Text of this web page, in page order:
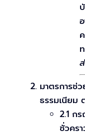
มาตรการช่
ธรรมเนียม
2.1 ก
ชั่วคร